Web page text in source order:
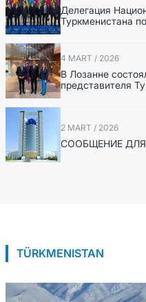
Делегация
Туркменистана
визитом штаб-
организации труда.
4 MART / 2026
В Лозанне
представителя
руководством
спорта
2 MART / 2026
СООБЩЕНИЕ
TÜRKMENISTAN